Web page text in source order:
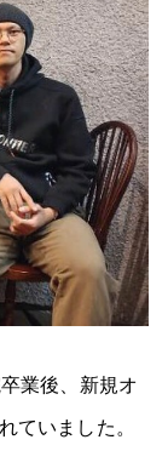
業後、新規オ
ていました。